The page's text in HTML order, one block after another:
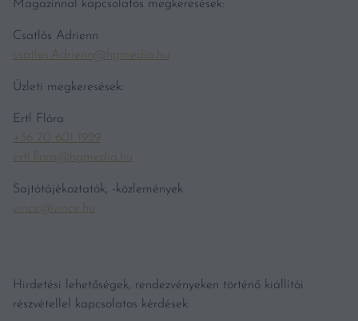
Magazinnal kapcsolatos megkeresések:
Csatlós Adrienn
csatlos.Adrienn@hgmedia.hu
Üzleti megkeresések:
Ertl Flóra
+36 70 601 1929
ertl.flora@hgmedia.hu
Sajtótájékoztatók, -közlemények
vince@vince.hu
Hirdetési lehetőségek, rendezvényeken történő kiállítói
részvétellel kapcsolatos kérdések: